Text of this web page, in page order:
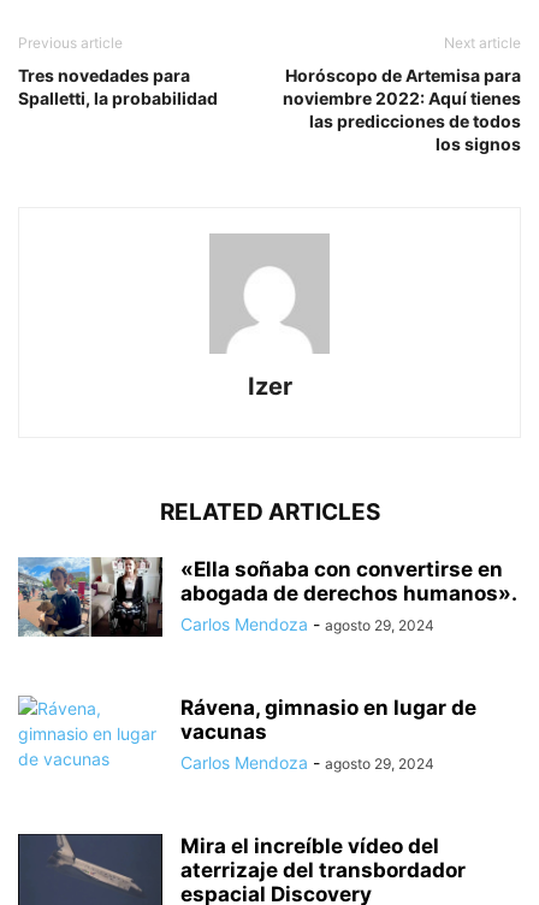
Previous article
Tres novedades para
Spalletti, la probabilidad
Next article
Horóscopo de Artemisa para
noviembre 2022: Aquí tienes
las predicciones de todos
los signos
Izer
RELATED ARTICLES
«Ella soñaba con convertirse en
abogada de derechos humanos».
Carlos Mendoza - agosto 29, 2024
Rávena, gimnasio en lugar de
vacunas
Carlos Mendoza - agosto 29, 2024
Mira el increíble vídeo del
aterrizaje del transbordador
espacial Discovery